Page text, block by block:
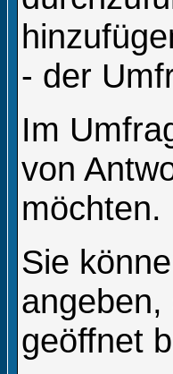
- der
Im
von
möchten.
Sie
geöffnet